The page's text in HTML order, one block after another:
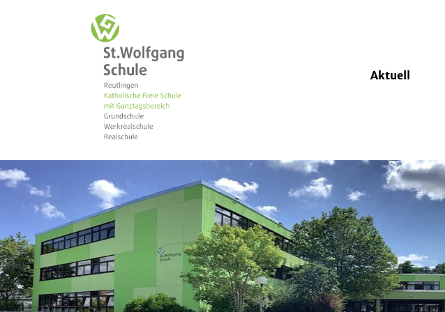
Aktuell